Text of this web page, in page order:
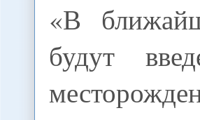
«В
будут